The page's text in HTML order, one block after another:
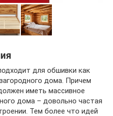
для обшивки как
дома. Причем
иметь массивное
дома – довольно частая
Тем более что идей